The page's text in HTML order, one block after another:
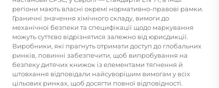
регіони мають власні окремі нормативно-правові рамки.
Граничні значення хімічного складу, вимоги до
механічної безпеки та специфікації щодо маркування
можуть суттєво відрізнятися залежно від юрисдикції.
Виробники, які прагнуть отримати доступ до глобальних
ринків, повинні забезпечити, щоб випробування на
безпеку дитячих книжок із елементами тягнення й
штовхання відповідали найсуворішим вимогам у всіх
цільових ринках, щоб досягти повної відповідності.